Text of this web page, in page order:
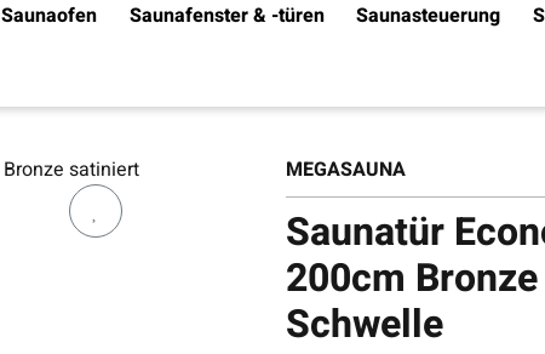
Saunaofen Saunafenster & -türen Saunasteuerung
MEGASAUNA
Saunatür
200cm
Schwelle